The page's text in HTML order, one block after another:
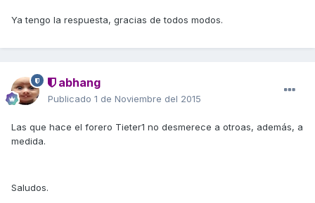
Ya tengo la respuesta, gracias de todos modos.
abhang
Publicado 1 de Noviembre del 2015
Las que hace el forero Tieter1 no desmerece a otroas, además, a
medida.
Saludos.